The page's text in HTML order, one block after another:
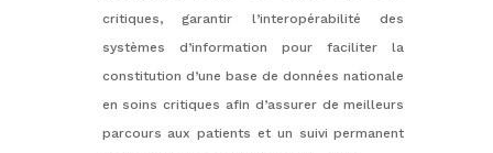
critiques, garantir l’interopérabilité des
systèmes d’information pour faciliter la
constitution d’une base de données nationale
en soins critiques afin d’assurer de meilleurs
parcours aux patients et un suivi permanent